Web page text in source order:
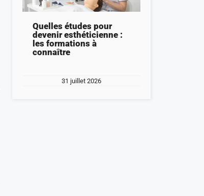
Quelles études pour
devenir esthéticienne :
les formations à
connaître
31 juillet 2026